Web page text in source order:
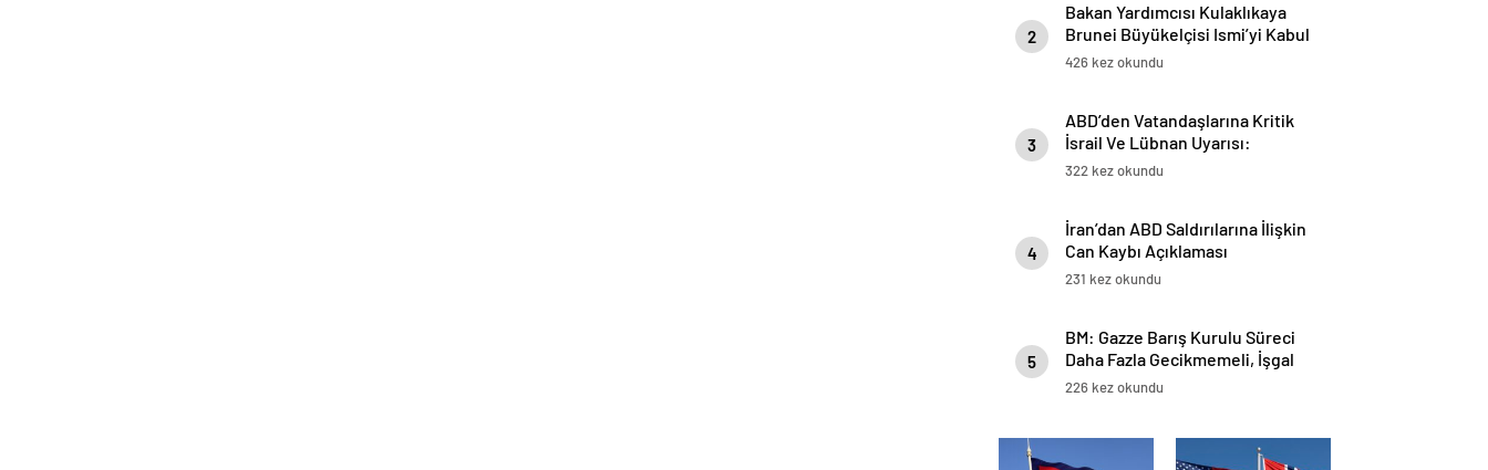
2
Bakan Yardımcısı Kulaklıkaya
Brunei Büyükelçisi Ismi’yi Kabul
Etti
426 kez okundu
3
ABD’den Vatandaşlarına Kritik
İsrail Ve Lübnan Uyarısı:
Seyahat Planlarını Yeniden
322 kez okundu
4
İran’dan ABD Saldırılarına İlişkin
Can Kaybı Açıklaması
231 kez okundu
5
BM: Gazze Barış Kurulu Süreci
Daha Fazla Gecikmemeli, İşgal
Altındaki Filistin Topraklarındaki
226 kez okundu